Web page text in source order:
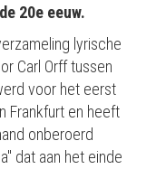
20e eeuw.
lyrische
Carl Orff tussen
voor het eerst
Frankfurt en heeft
onberoerd
dat aan het einde